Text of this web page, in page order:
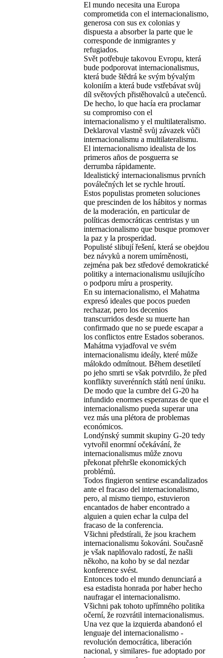
El mundo necesita una Europa
comprometida con el internacionalismo,
generosa con sus ex colonias y
dispuesta a absorber la parte que le
corresponde de inmigrantes y
refugiados.
Svět potřebuje takovou Evropu, která
bude podporovat internacionalismus,
která bude štědrá ke svým bývalým
koloniím a která bude vstřebávat svůj
díl světových přistěhovalců a utečenců.
De hecho, lo que hacía era proclamar
su compromiso con el
internacionalismo y el multilateralismo.
Deklaroval vlastně svůj závazek vůči
internacionalismu a multilateralismu.
El internacionalismo idealista de los
primeros años de posguerra se
derrumba rápidamente.
Idealistický internacionalismus prvních
poválečných let se rychle hroutí.
Estos populistas prometen soluciones
que prescinden de los hábitos y normas
de la moderación, en particular de
políticas democráticas centristas y un
internacionalismo que busque promover
la paz y la prosperidad.
Populisté slibují řešení, která se obejdou
bez návyků a norem umírněnosti,
zejména pak bez středové demokratické
politiky a internacionalismu usilujícího
o podporu míru a prosperity.
En su internacionalismo, el Mahatma
expresó ideales que pocos pueden
rechazar, pero los decenios
transcurridos desde su muerte han
confirmado que no se puede escapar a
los conflictos entre Estados soberanos.
Mahátma vyjadřoval ve svém
internacionalismu ideály, které může
málokdo odmítnout. Během desetiletí
po jeho smrti se však potvrdilo, že před
konflikty suverénních států není úniku.
De modo que la cumbre del G-20 ha
infundido enormes esperanzas de que el
internacionalismo pueda superar una
vez más una plétora de problemas
económicos.
Londýnský summit skupiny G-20 tedy
vytvořil enormní očekávání, že
internacionalismus může znovu
překonat přehršle ekonomických
problémů.
Todos fingieron sentirse escandalizados
ante el fracaso del internacionalismo,
pero, al mismo tiempo, estuvieron
encantados de haber encontrado a
alguien a quien echar la culpa del
fracaso de la conferencia.
Všichni předstírali, že jsou krachem
internacionalismu šokováni. Současně
je však naplňovalo radostí, že našli
někoho, na koho by se dal nezdar
konference svést.
Entonces todo el mundo denunciará a
esa estadista honrada por haber hecho
naufragar el internacionalismo.
Všichni pak tohoto upřímného politika
očerní, že rozvrátil internacionalismus.
Una vez que la izquierda abandonó el
lenguaje del internacionalismo -
revolución democrática, liberación
nacional, y similares- fue adoptado por